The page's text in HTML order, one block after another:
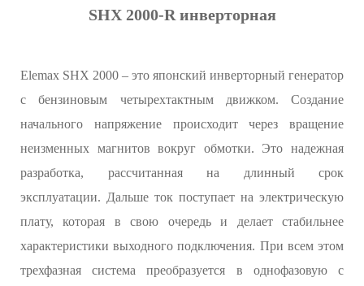
SHX 2000-R инверторная
Elemax SHX 2000 – это японский инверторный генератор
с бензиновым четырехтактным движком. Создание
начального напряжение происходит через вращение
неизменных магнитов вокруг обмотки. Это надежная
разработка, рассчитанная на длинный срок
эксплуатации. Дальше ток поступает на электрическую
плату, которая в свою очередь и делает стабильнее
характеристики выходного подключения. При всем этом
трехфазная система преобразуется в однофазовую с